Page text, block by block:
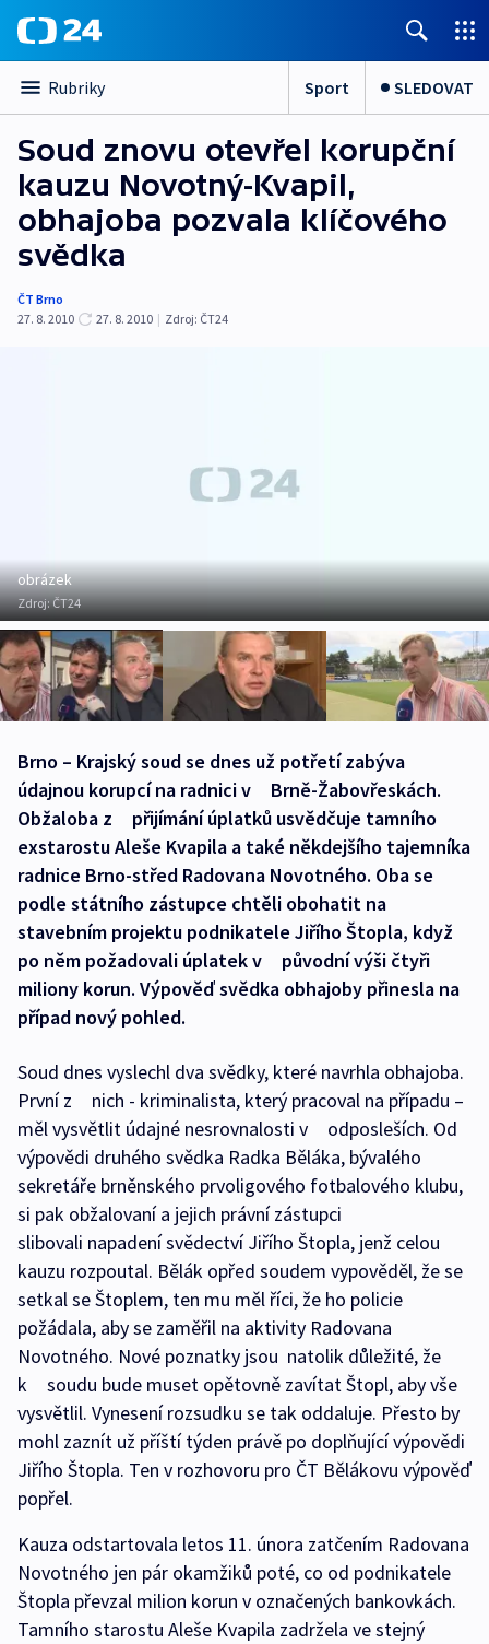
Rubriky Sport SLEDOVAT
Soud znovu otevřel korupční
kauzu Novotný-Kvapil,
obhajoba pozvala klíčového
svědka
ČT Brno
27. 8. 2010
27. 8. 2010 | Zdroj: ČT24
obrázek
Zdroj:ČT24
Brno – Krajský soud se dnes už potřetí zabýva
údajnou korupcí na radnici v Brně-Žabovřeskách.
Obžaloba z přijímání úplatků usvědčuje tamního
exstarostu Aleše Kvapila a také někdejšího tajemníka
radnice Brno-střed Radovana Novotného. Oba se
podle státního zástupce chtěli obohatit na
stavebním projektu podnikatele Jiřího Štopla, když
po něm požadovali úplatek v původní výši čtyři
miliony korun. Výpověď svědka obhajoby přinesla na
případ nový pohled.
Soud dnes vyslechl dva svědky, které navrhla obhajoba.
První z nich - kriminalista, který pracoval na případu –
měl vysvětlit údajné nesrovnalosti v odposleších. Od
výpovědi druhého svědka Radka Běláka, bývalého
sekretáře brněnského prvoligového fotbalového klubu,
si pak obžalovaní a jejich právní zástupci
slibovali napadení svědectví Jiřího Štopla, jenž celou
kauzu rozpoutal. Bělák opřed soudem vypověděl, že se
setkal se Štoplem, ten mu měl říci, že ho policie
požádala, aby se zaměřil na aktivity Radovana
Novotného. Nové poznatky jsou natolik důležité, že
k soudu bude muset opětovně zavítat Štopl, aby vše
vysvětlil. Vynesení rozsudku se tak oddaluje. Přesto by
mohl zaznít už příští týden právě po doplňující výpovědi
Jiřího Štopla. Ten v rozhovoru pro ČT Bělákovu výpověď
popřel.
Kauza odstartovala letos 11. února zatčením Radovana
Novotného jen pár okamžiků poté, co od podnikatele
Štopla převzal milion korun v označených bankovkách.
Tamního starostu Aleše Kvapila zadržela ve stejný